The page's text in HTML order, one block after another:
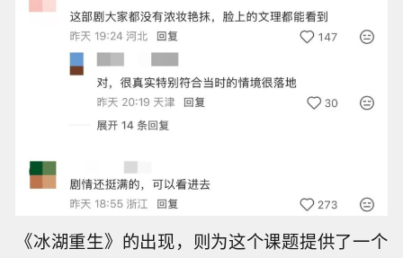
《冰湖重生》的出现，则为这个课题提供了一个